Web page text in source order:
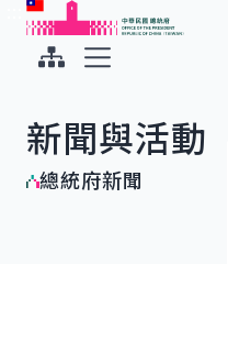
跳到主要內容
中華民國總統府
新聞與活動
總統府新聞